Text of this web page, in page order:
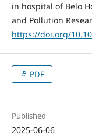
in hospital of Belo
and Pollution
https://doi.org/
PDF
Published
2025-06-06